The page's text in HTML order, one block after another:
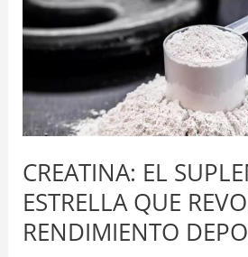
CREATINA: EL
ESTRELLA QUE
RENDIMIENTO
SUPLEMENTO
ESTRELLA
REVOLUCIONA
RENDIMIENTO
DEPORTIVO